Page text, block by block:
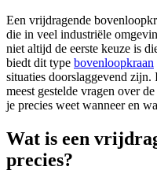
Een vrijdragende
die in veel industriële
niet altijd de eerste keuze is
biedt dit type bovenloopkraan
situaties doorslaggevend
meest gestelde vragen over
je precies weet wanneer en
Wat is een
precies?